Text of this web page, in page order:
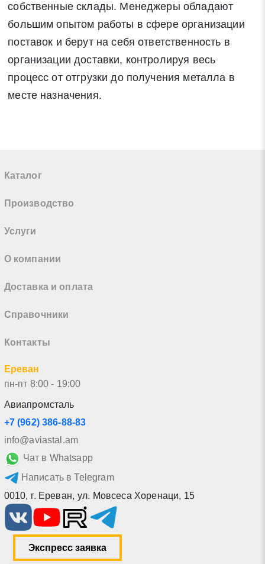
собственные склады. Менеджеры обладают
большим опытом работы в сфере организации
поставок и берут на себя ответственность в
организации доставки, контролируя весь
процесс от отгрузки до получения металла в
месте назначения.
Каталог
Производство
Услуги
О компании
Доставка и оплата
Справочники
Контакты
Ереван
пн-пт 8:00 - 19:00
Авиапромсталь
+7 (962) 386-88-83
info@aviastal.am
Чат в Whatsapp
Написать в Telegram
0010, г. Ереван, ул. Мовсеса Хоренаци, 15
Экспресс заявка